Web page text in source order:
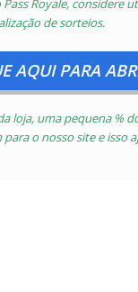
Royale, considere
de sorteios.
AQUI PARA
loja, uma pequena %
o nosso site e isso